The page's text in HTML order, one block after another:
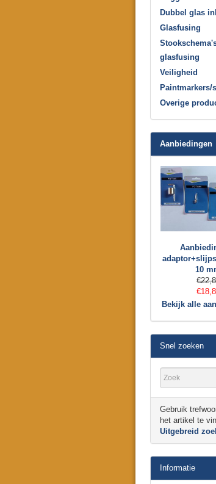
Dubbel glas
Glasfusing
glasfusing
Veiligheid
Paintmarkers/
Overige
Aanbiedingen
10
Bekijk alle
Snel zoeken
Gebruik
het artikel te
Uitgebreid
Informatie